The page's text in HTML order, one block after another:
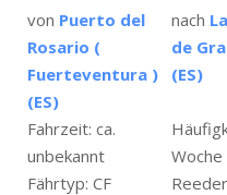
von Puerto del
Rosario (
Fuerteventura )
(ES)
nach
de
(ES)
Fahrzeit: ca.
unbekannt
Woche
Fährtyp: CF